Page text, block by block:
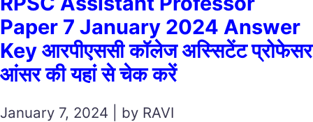
Paper 7 January 2024 Answer
Key आरपीएससी कॉलेज अस्सिटेंट प्रोफेसर
आंसर की यहां से चेक करें
January 7, 2024 | by RAVI